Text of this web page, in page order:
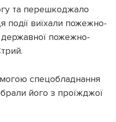
та перешкоджало
події виїхали пожежно-
державної пожежно-
спецобладнання
його з проїжджої